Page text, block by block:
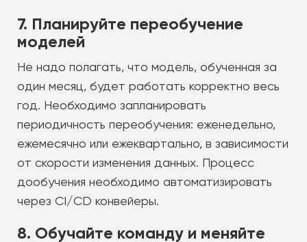
7. Планируйте переобучение
моделей
Не надо полагать, что модель, обученная за
один месяц, будет работать корректно весь
год. Необходимо запланировать
периодичность переобучения: еженедельно,
ежемесячно или ежеквартально, в зависимости
от скорости изменения данных. Процесс
дообучения необходимо автоматизировать
через CI/CD конвейеры.
8. Обучайте команду и меняйте